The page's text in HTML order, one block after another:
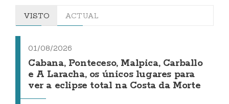
VISTO ACTUAL
01/08/2026
Cabana, Ponteceso, Malpica, Carballo
e A Laracha, os únicos lugares para
ver a eclipse total na Costa da Morte